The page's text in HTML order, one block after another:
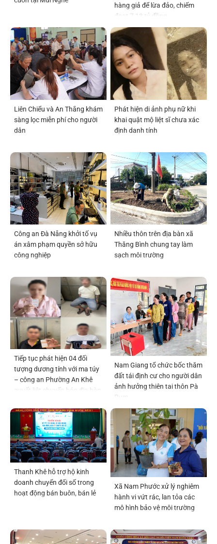
hàng giả để lừa đảo, chiếm
đoạt 7,13 tỷ đồng
Liên Chiểu và An Thắng khám
sàng lọc miễn phí cho người
dân
Phát hiện di ảnh phụ nữ khi
khai quật mộ liệt sĩ chưa xác
định danh tính
Công an Đà Nẵng khởi tố vụ
án xâm phạm quyền sở hữu
công nghiệp
Nhiều thôn trên địa bàn xã
Thăng Bình chung tay làm
sạch môi trường
Tiếp tục phát hiện 04 đối
tượng dương tính với ma túy
– công an Phường An Khê
quyết liệt chuyển hóa địa bàn
Nam Giang tổ chức bốc thăm
đất tái định cư cho người dân
ảnh hưởng thiên tai thôn Pà
Rum
Thanh Khê hỗ trợ hộ kinh
doanh chuyển đổi số trong
hoạt động bán buôn, bán lẻ
Xã Nam Phước xử lý nghiêm
hành vi vứt rác, lan tỏa các
mô hình bảo vệ môi trường